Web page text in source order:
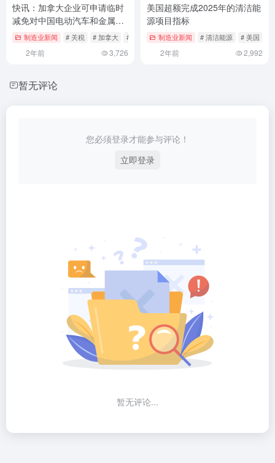
快讯：加拿大企业可申请临时
减免对中国电动汽车和金属的
关税制造业新闻 # 关税 # 加拿大 # 电动车
2年前 3,726
美国超额完成2025年的清洁能
源项目指标
制造业新闻 # 清洁能源 # 美国
2年前 2,992
暂无评论
您必须登录才能参与评论！
立即登录
暂无评论...